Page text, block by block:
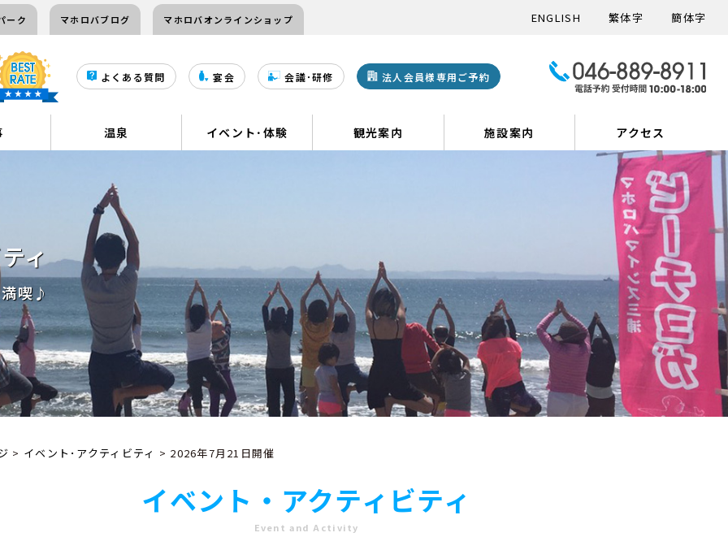
ーク マホロバブログ マホロバオンラインショップ ENGLISH 繁体字 簡体字
よくある質問 宴会 会議･研修 法人会員様専用ご予約
温泉 イベント･体験 観光案内 施設案内 アクセス
ィ
喫♪
> イベント･アクティビティ > 2026年7月21日開催
イベント・アクティビティ
Event and Activity